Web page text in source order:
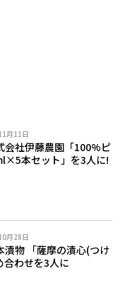
月11日
会社伊藤農園「100%ピ
本セット」を3人に!
月28日
漬物 「薩摩の漬心(つけ
合わせを3人に